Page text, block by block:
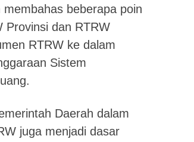
beberapa poin
Provinsi dan RTRW
RTRW ke dalam
Sistem
Daerah dalam
juga menjadi dasar